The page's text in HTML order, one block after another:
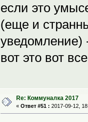
если это
(еще и
уведомление)
вот это вот
Re: Коммуналка 2017
« Ответ #51 : 2017-09-12,